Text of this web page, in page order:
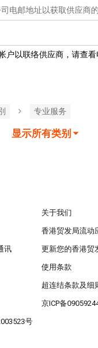
电邮地址以获取供应商
户以联络供应商，请查看
专业服务
显示所有类别
关于我们
香港贸发局流动
讯 更新您的香港贸
使用条款
超连结条款及细
京ICP备
号